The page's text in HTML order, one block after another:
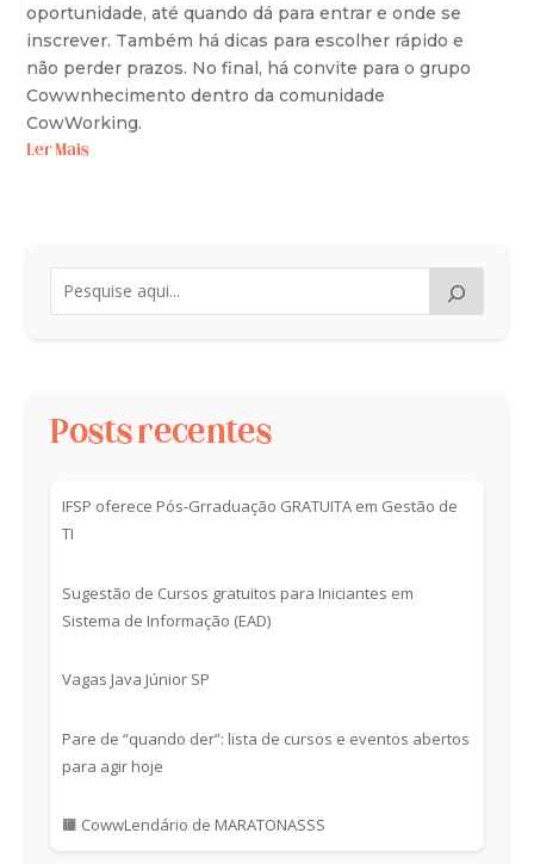
oportunidade, até quando dá para entrar e onde se
inscrever. Também há dicas para escolher rápido e
não perder prazos. No final, há convite para o grupo
Cowwnhecimento dentro da comunidade
CowWorking.
Ler Mais
Posts recentes
IFSP oferece Pós-Grraduação GRATUITA em Gestão de
TI
Sugestão de Cursos gratuitos para Iniciantes em
Sistema de Informação (EAD)
Vagas Java Júnior SP
Pare de “quando der”: lista de cursos e eventos abertos
para agir hoje
🟧 CowwLendário de MARATONASSS